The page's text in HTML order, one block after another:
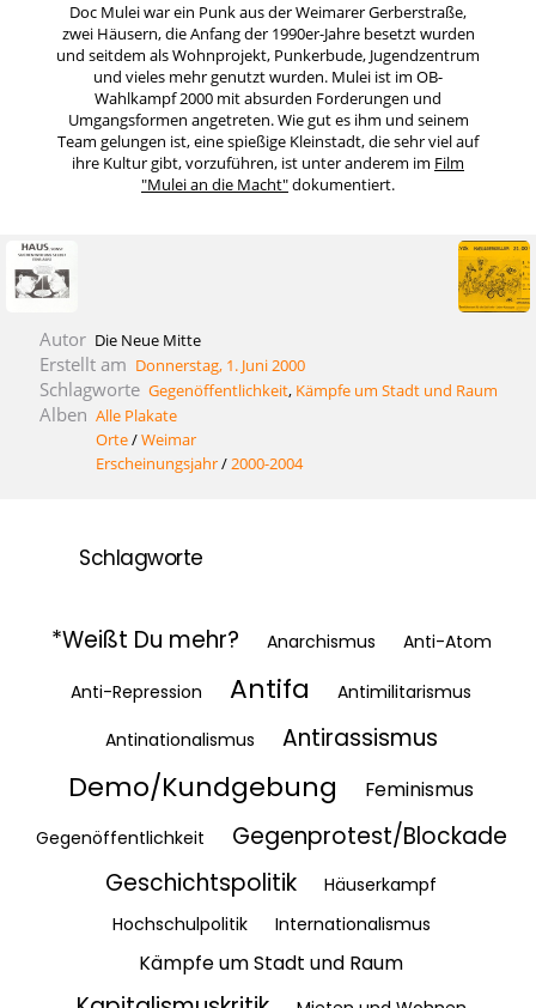
Doc Mulei war ein Punk aus der Weimarer Gerberstraße,
zwei Häusern, die Anfang der 1990er-Jahre besetzt wurden
und seitdem als Wohnprojekt, Punkerbude, Jugendzentrum
und vieles mehr genutzt wurden. Mulei ist im OB-
Wahlkampf 2000 mit absurden Forderungen und
Umgangsformen angetreten. Wie gut es ihm und seinem
Team gelungen ist, eine spießige Kleinstadt, die sehr viel auf
ihre Kultur gibt, vorzuführen, ist unter anderem im Film
"Mulei an die Macht"dokumentiert.
Autor Die Neue Mitte
Erstellt am Donnerstag, 1. Juni 2000
Schlagworte Gegenöffentlichkeit, Kämpfe um Stadt und Raum
Alben Alle Plakate
Orte/Weimar
Erscheinungsjahr/2000-2004
Schlagworte
*Weißt Du mehr? Anarchismus Anti-Atom
Anti-Repression Antifa
Antimilitarismus
Antinationalismus
Antirassismus
Demo/Kundgebung Feminismus
Gegenöffentlichkeit
Gegenprotest/Blockade
Geschichtspolitik
Häuserkampf
Hochschulpolitik
Internationalismus
Kämpfe um Stadt und Raum